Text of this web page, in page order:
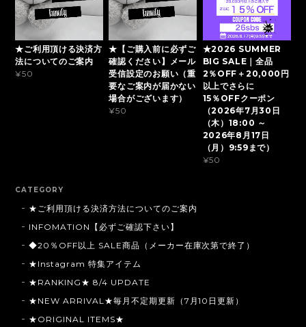
★ご利用頂ける決済方
法についてのご案内
¥50
★【ご購入前に必ずご
確認ください】メール
受信設定のお願い（重
要なご案内が届かない
場合がございます）
¥50
★2026 SUMMER
BIG SALE｜全品
2％OFF＋20,000円
以上でさらに
15％OFFクーポン
（2026年7月30日
（木）18:00 ～
2026年8月17日
（月）9:59まで）
¥50
CATEGORY
★ご利用頂ける決済方法についてのご案内
INFOMATION【必ずご確認下さい】
◆20％OFF以上 SALE商品（メーカー在庫次第で終了）
★Instagram 特集アイテム
★RANKING★ 8/4 UPDATE
★NEW ARRIVAL★毎月不定期更新（7月10日更新）
★ORIGINAL ITEMS★